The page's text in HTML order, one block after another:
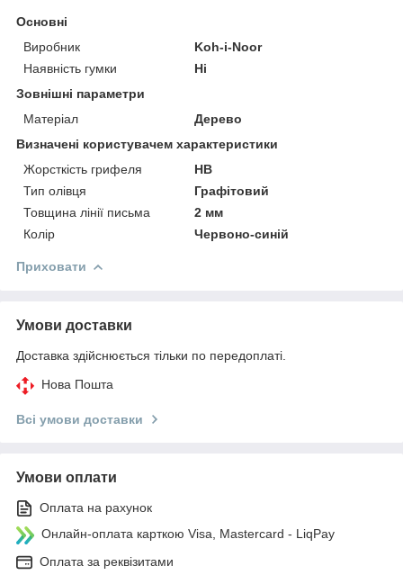
Основні
Виробник
Koh-i-Noor
Наявність гумки
Ні
Зовнішні параметри
Матеріал
Дерево
Визначені користувачем характеристики
Жорсткість грифеля
HB
Тип олівця
Графітовий
Товщина лінії письма
2 мм
Колір
Червоно-синій
Приховати
Умови доставки
Доставка здійснюється тільки по передоплаті.
Нова Пошта
Всі умови доставки
Умови оплати
Оплата на рахунок
Онлайн-оплата карткою Visa, Mastercard - LiqPay
Оплата за реквізитами